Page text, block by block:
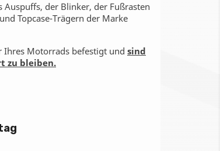
Auspuffs, der Blinker, der Fußrasten
Topcase-Trägern der Marke
Ihres Motorrads befestigt und sind
zu bleiben.